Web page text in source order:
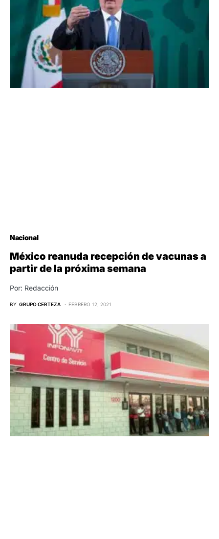
Nacional
México reanuda recepción de vacunas a
partir de la próxima semana
Por: Redacción
BY GRUPO CERTEZA FEBRERO 12, 2021